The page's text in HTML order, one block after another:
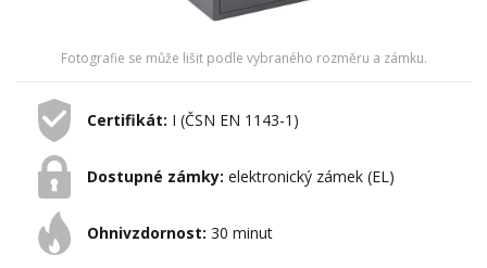
Fotografie se může lišit podle vybraného rozměru a zámku.
Certifikát: I (ČSN EN 1143-1)
Dostupné zámky: elektronický zámek (EL)
Ohnivzdornost: 30 minut